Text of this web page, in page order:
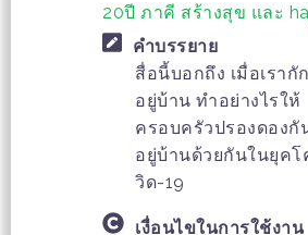
20ปี ภาคี สร้างสุข และ
คำบรรยาย
สื่อนี้บอกถึง เมื่อเรากั
อยู่บ้าน ทำอย่างไรให้
ครอบครัวปรองดองกั
อยู่บ้านด้วยกันในยุคโ
วิด-19
เงื่อนไขในการใช้งาน